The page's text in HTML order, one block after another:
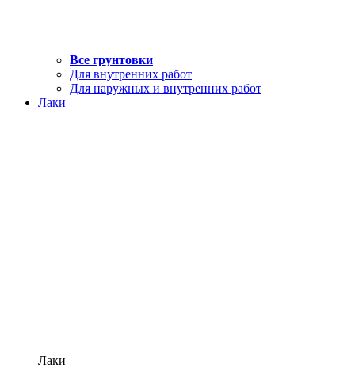
Все грунтовки
Для внутренних работ
Для наружных и внутренних работ
Лаки
Лаки